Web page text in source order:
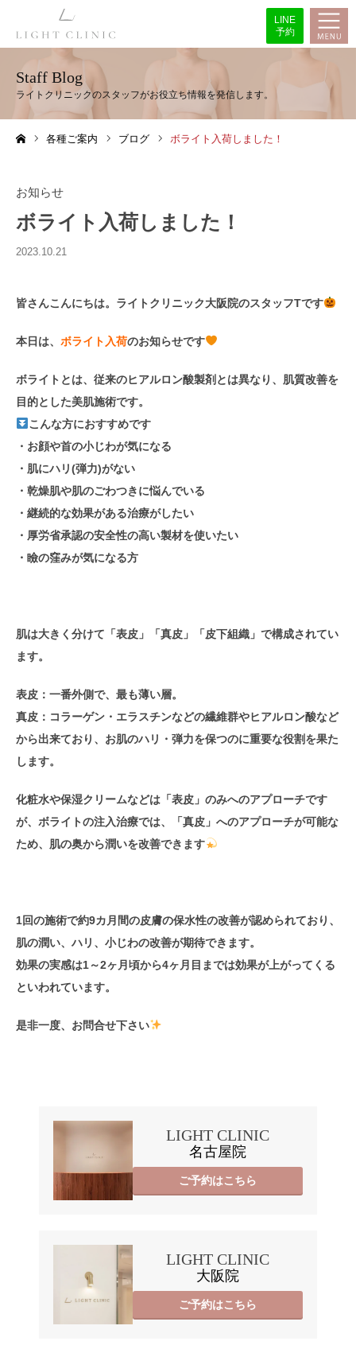
LINE
予約
Staff Blog
各種ご案内 ブログ ボライト入荷しました！
お知らせ
ボライト入荷しました！
2023.10.21
皆さんこんにちは。ライトクリニック大阪院のスタッフTです
本日は、 ボライト入荷のお知らせです
ボライトとは、従来のヒアルロン酸製剤とは異なり、肌質改善を
目的とした美肌施術です。
こんな方におすすめです
・お顔や首の小じわが気になる
・肌にハリ(弾力)がない
・乾燥肌や肌のごわつきに悩んでいる
・継続的な効果がある治療がしたい
・厚労省承認の安全性の高い製材を使いたい
・瞼の窪みが気になる方
肌は大きく分けて「表皮」「真皮」「皮下組織」で構成されてい
ます。
表皮：一番外側で、最も薄い層。
真皮：コラーゲン・エラスチンなどの繊維群やヒアルロン酸など
から出来ており、お肌のハリ・弾力を保つのに重要な役割を果た
します。
化粧水や保湿クリームなどは「表皮」のみへのアプローチです
が、ボライトの注入治療では、「真皮」へのアプローチが可能な
ため、肌の奥から潤いを改善できます
1回の施術で約9カ月間の皮膚の保水性の改善が認められており、
肌の潤い、ハリ、小じわの改善が期待できます。
効果の実感は1～2ヶ月頃から4ヶ月目までは効果が上がってくる
といわれています。
是非一度、お問合せ下さい
LIGHT CLINIC
名古屋院
ご予約はこちら
LIGHT CLINIC
大阪院
ご予約はこちら